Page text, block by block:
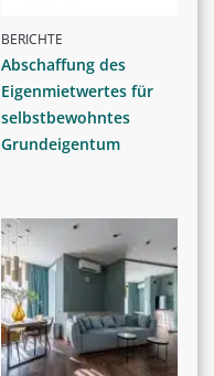
BERICHTE
Abschaffung des
Eigenmietwertes für
selbstbewohntes
Grundeigentum